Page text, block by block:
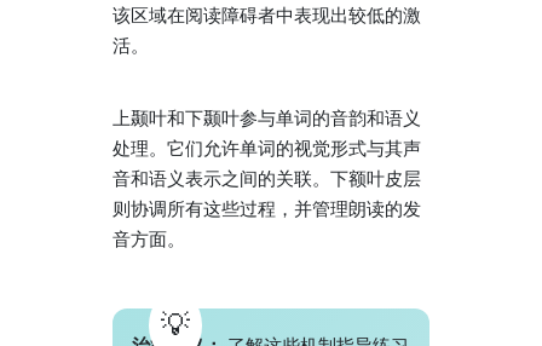
该区域在阅读障碍者中表现出较低的激
活。
上颞叶和下颞叶参与单词的音韵和语义
处理。它们允许单词的视觉形式与其声
音和语义表示之间的关联。下额叶皮层
则协调所有这些过程，并管理朗读的发
音方面。